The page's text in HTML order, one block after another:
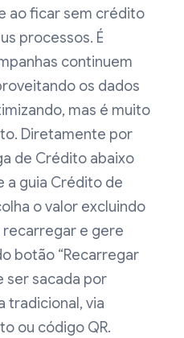
ao ficar sem crédito
processos. É
continuem
os dados
mas é muito
Diretamente por
de Crédito abaixo
a guia Crédito de
o valor excluindo
recarregar e gere
botão “Recarregar
ser sacada por
tradicional, via
ou código QR.